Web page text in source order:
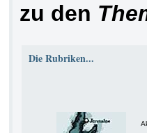
zu den
Die Rubriken...